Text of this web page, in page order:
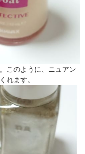
このように、ニュアン
れます。